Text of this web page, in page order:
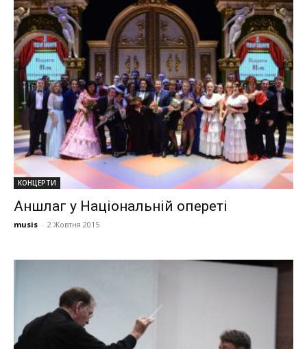
КОНЦЕРТИ
Аншлаг у Національній опереті
musis - 2 Жовтня 2015